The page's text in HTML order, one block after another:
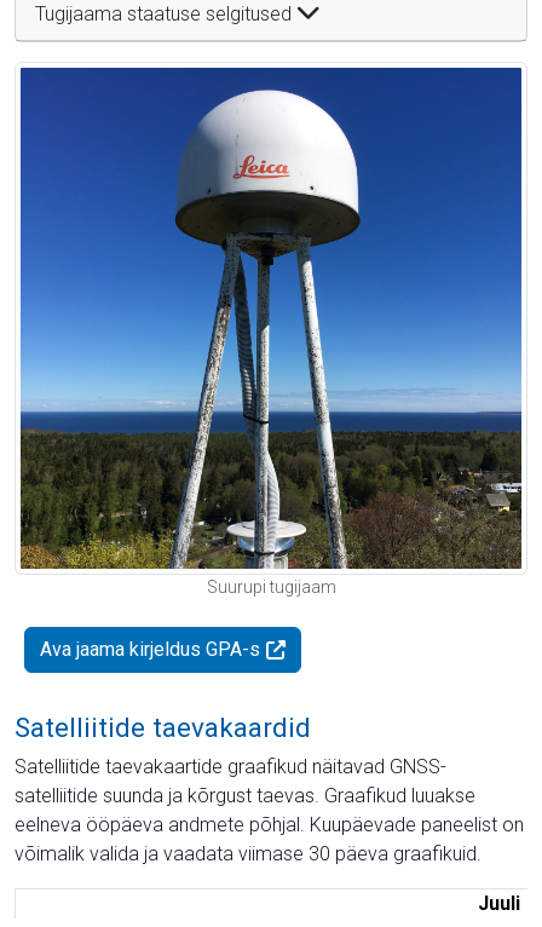
Tugijaama staatuse selgitused
Suurupi tugijaam
Ava jaama kirjeldus GPA-s
Satelliitide taevakaardid
Satelliitide taevakaartide graafikud näitavad GNSS-
satelliitide suunda ja kõrgust taevas. Graafikud luuakse
eelneva ööpäeva andmete põhjal. Kuupäevade paneelist on
võimalik valida ja vaadata viimase 30 päeva graafikuid.
Juuli